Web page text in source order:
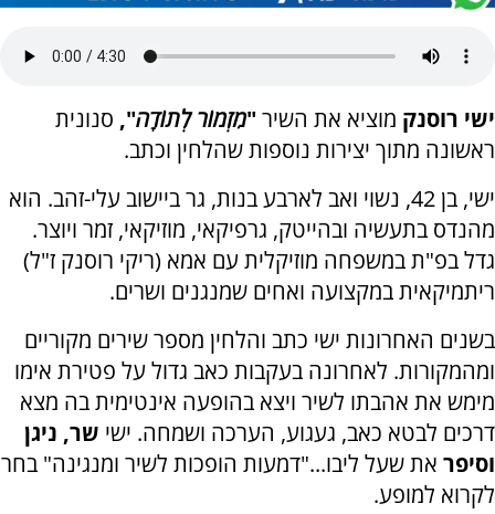
ישי רוסנק מוציא את השיר"מִזְמוֹר לְתוֹדָה", סנונית
ראשונה מתוך יצירות נוספות שהלחין וכתב.
ישי, בן 42, נשוי ואב לארבע בנות, גר ביישוב עלי-זהב. הוא
מהנדס בתעשיה ובהייטק, גרפיקאי, מוזיקאי, זמר ויוצר.
גדל בפ"ת במשפחה מוזיקלית עם אמא (ריקי רוסנק ז"ל)
ריתמיקאית במקצועה ואחים שמנגנים ושרים.
בשנים האחרונות ישי כתב והלחין מספר שירים מקוריים
ומהמקורות. לאחרונה בעקבות כאב גדול על פטירת אימו
מימש את אהבתו לשיר ויצא בהופעה אינטימית בה מצא
דרכים לבטא כאב, געגוע, הערכה ושמחה. ישי שר, ניגן
וסיפר את שעל ליבו..."דמעות הופכות לשיר ומנגינה" בחר
לקרוא למופע.